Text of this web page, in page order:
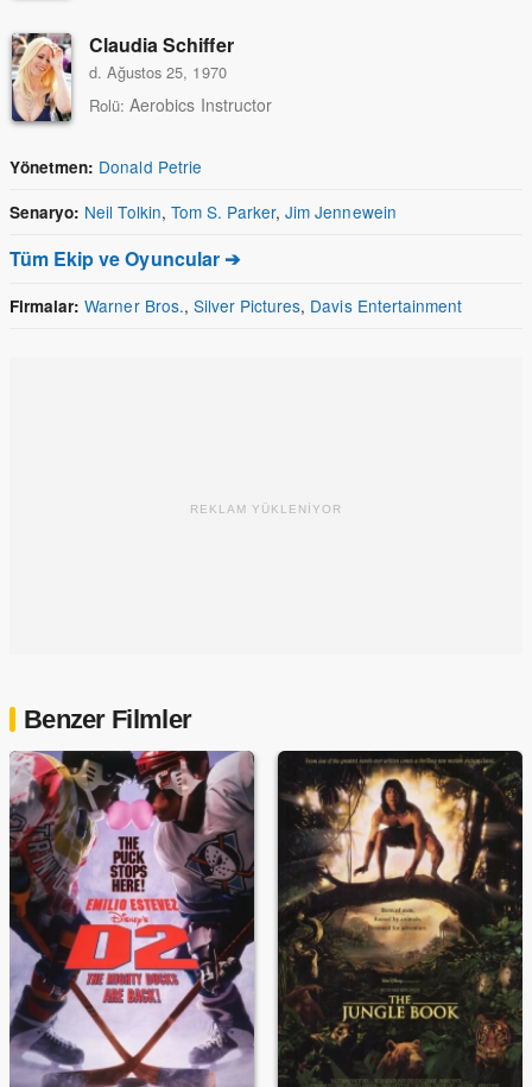
Claudia Schiffer
d. Ağustos 25, 1970
Rolü: Aerobics Instructor
Yönetmen: Donald Petrie
Senaryo: Neil Tolkin, Tom S. Parker,Jim Jennewein
Tüm Ekip ve Oyuncular ➔
Firmalar: Warner Bros., Silver Pictures, Davis Entertainment
REKLAM YÜKLENİYOR
Benzer Filmler